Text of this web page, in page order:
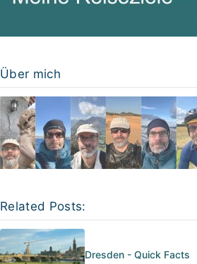
Über mich
Related Posts:
Dresden - Quick Facts